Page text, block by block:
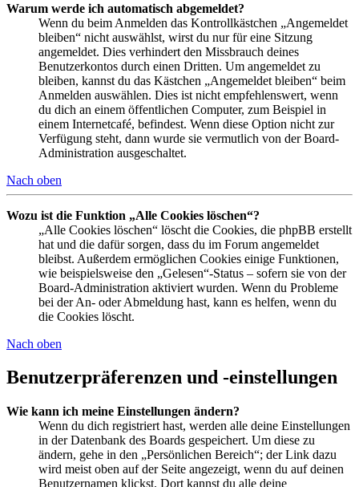
Warum werde ich automatisch abgemeldet?
Wenn du beim Anmelden das Kontrollkästchen „Angemeldet
bleiben“ nicht auswählst, wirst du nur für eine Sitzung
angemeldet. Dies verhindert den Missbrauch deines
Benutzerkontos durch einen Dritten. Um angemeldet zu
bleiben, kannst du das Kästchen „Angemeldet bleiben“ beim
Anmelden auswählen. Dies ist nicht empfehlenswert, wenn
du dich an einem öffentlichen Computer, zum Beispiel in
einem Internetcafé, befindest. Wenn diese Option nicht zur
Verfügung steht, dann wurde sie vermutlich von der Board-
Administration ausgeschaltet.
Nach oben
Wozu ist die Funktion „Alle Cookies löschen“?
„Alle Cookies löschen“ löscht die Cookies, die phpBB erstellt
hat und die dafür sorgen, dass du im Forum angemeldet
bleibst. Außerdem ermöglichen Cookies einige Funktionen,
wie beispielsweise den „Gelesen“-Status – sofern sie von der
Board-Administration aktiviert wurden. Wenn du Probleme
bei der An- oder Abmeldung hast, kann es helfen, wenn du
die Cookies löscht.
Nach oben
Benutzerpräferenzen und -einstellungen
Wie kann ich meine Einstellungen ändern?
Wenn du dich registriert hast, werden alle deine Einstellungen
in der Datenbank des Boards gespeichert. Um diese zu
ändern, gehe in den „Persönlichen Bereich“; der Link dazu
wird meist oben auf der Seite angezeigt, wenn du auf deinen
Benutzernamen klickst. Dort kannst du alle deine